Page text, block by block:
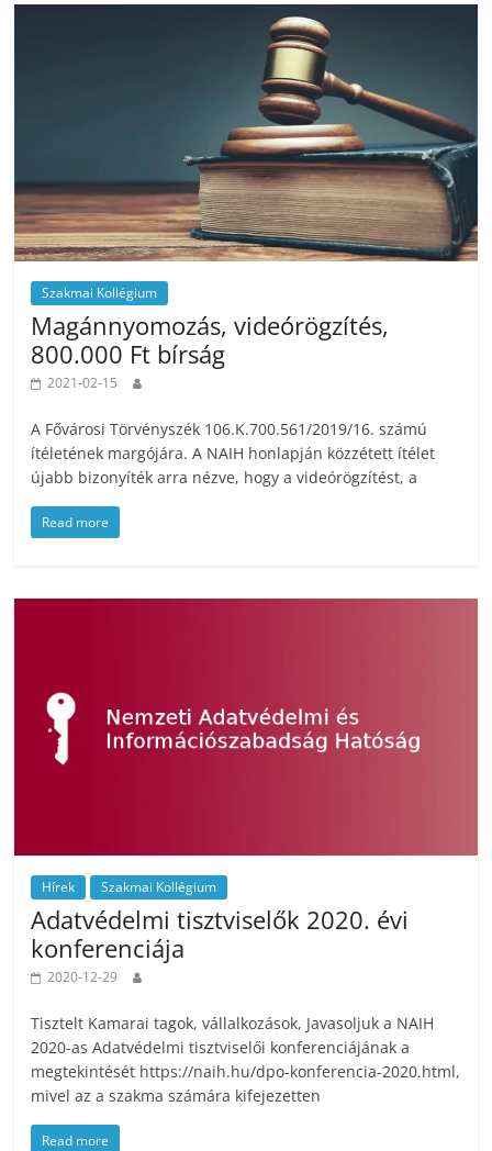
Szakmai Kollégium
Magánnyomozás, videórögzítés,
800.000 Ft bírság
2021-02-15
A Fővárosi Törvényszék 106.K.700.561/2019/16. számú
ítéletének margójára. A NAIH honlapján közzétett ítélet
újabb bizonyíték arra nézve, hogy a videórögzítést, a
Read more
Hírek Szakmai Kollégium
Adatvédelmi tisztviselők 2020. évi
konferenciája
2020-12-29
Tisztelt Kamarai tagok, vállalkozások, Javasoljuk a NAIH
2020-as Adatvédelmi tisztviselői konferenciájának a
megtekintését https://naih.hu/dpo-konferencia-2020.html,
mivel az a szakma számára kifejezetten
Read more